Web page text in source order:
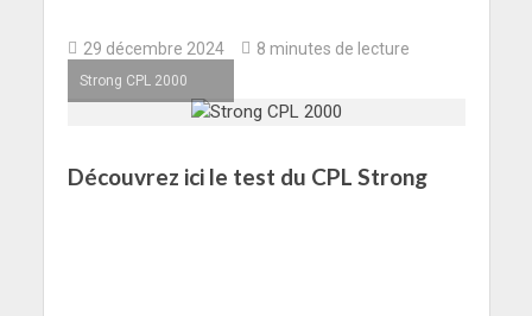
29 décembre 2024 8 minutes de lecture
Strong CPL 2000
Découvrez ici le test du CPL Strong